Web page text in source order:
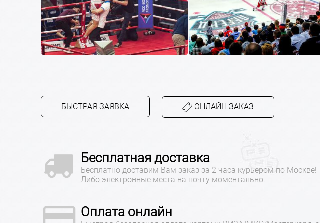
БЫСТРАЯ ЗАЯВКА ОНЛАЙН ЗАКАЗ
Бесплатная доставка
Бесплатно доставим Вам заказ за 2 часа курьером по Москве!
Либо электронные места на почту моментально.
Оплата онлайн